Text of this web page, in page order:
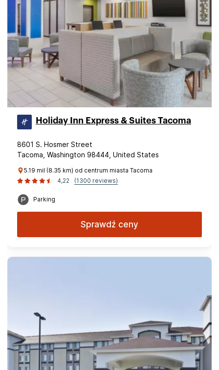
Holiday Inn Express & Suites Tacoma
8601 S. Hosmer Street
Tacoma, Washington 98444, United States
5.19 mil (8.35 km) od centrum miasta Tacoma
4,22
(1300 reviews)
Parking
Sprawdź ceny